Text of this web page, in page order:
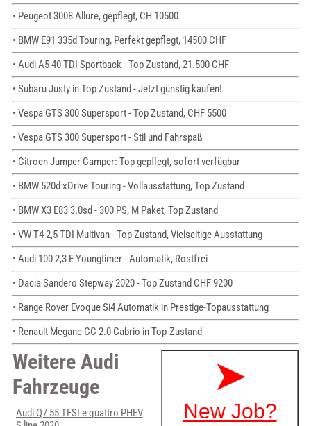
• Peugeot 3008 Allure, gepflegt, CH 10500
• BMW E91 335d Touring, Perfekt gepflegt, 14500 CHF
• Audi A5 40 TDI Sportback - Top Zustand, 21.500 CHF
• Subaru Justy in Top Zustand - Jetzt günstig kaufen!
• Vespa GTS 300 Supersport - Top Zustand, CHF 5500
• Vespa GTS 300 Supersport - Stil und Fahrspaß
• Citroen Jumper Camper: Top gepflegt, sofort verfügbar
• BMW 520d xDrive Touring - Vollausstattung, Top Zustand
• BMW X3 E83 3.0sd - 300 PS, M Paket, Top Zustand
• VW T4 2,5 TDI Multivan - Top Zustand, Vielseitige Ausstattung
• Audi 100 2,3 E Youngtimer - Automatik, Rostfrei
• Dacia Sandero Stepway 2020 - Top Zustand CHF 9200
• Range Rover Evoque Si4 Automatik in Prestige-Topausstattung
• Renault Megane CC 2.0 Cabrio in Top-Zustand
Weitere Audi
Fahrzeuge
Audi Q7 55 TFSI e quattro PHEV